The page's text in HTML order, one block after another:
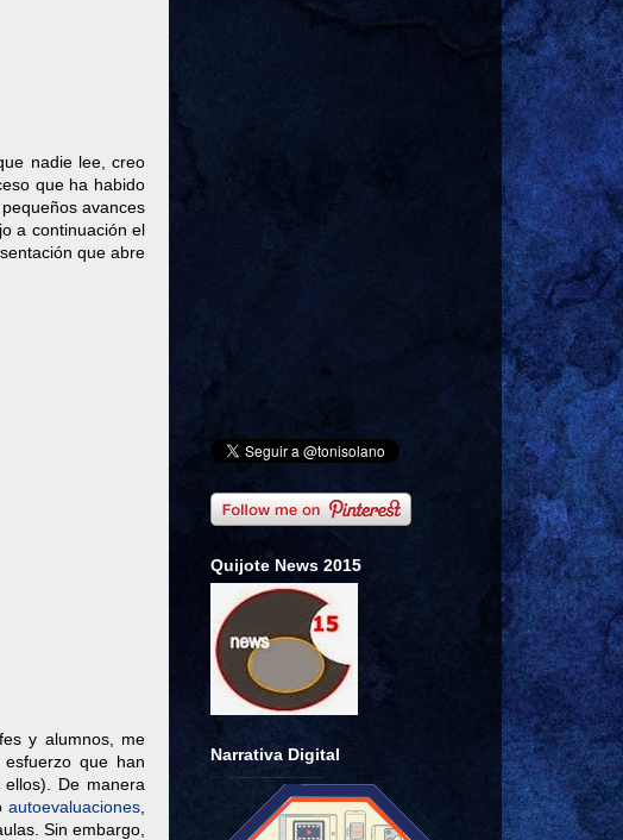
nadie lee, creo
que ha habido
avances
a continuación el
que abre
y alumnos, me
que han
De manera
autoevaluaciones
Sin embargo,
Quijote News 2015
Narrativa Digital